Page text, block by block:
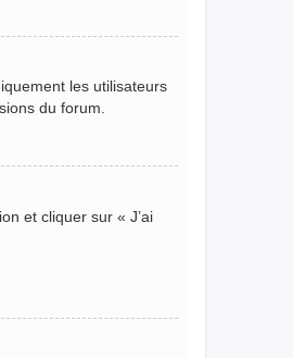
les utilisateurs
du forum.
et cliquer sur « J’ai